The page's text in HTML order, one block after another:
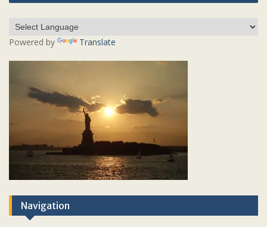
Powered by Translate
Navigation